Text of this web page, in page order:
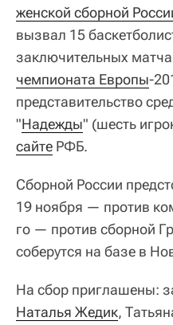
женской сборной
вызвал 15
заключительных
чемпионата Европы-
представительство
"Надежды" (шесть
сайте РФБ.
Сборной России
19 ноября — против
го — против сборной
соберутся на базе в
На сбор приглашены:
Наталья Жедик,